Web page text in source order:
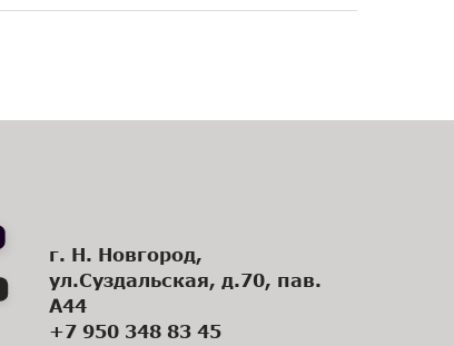
г. Н. Новгород,
ул.Суздальская, д.70, пав.
А44
+7 950 348 83 45